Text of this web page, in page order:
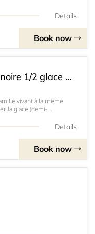
Details
Book now
Location de la patinoire 1/2 glace (Section Local)
vivant à la même
la glace (demi-
au choix à 10h00,Details
Book now